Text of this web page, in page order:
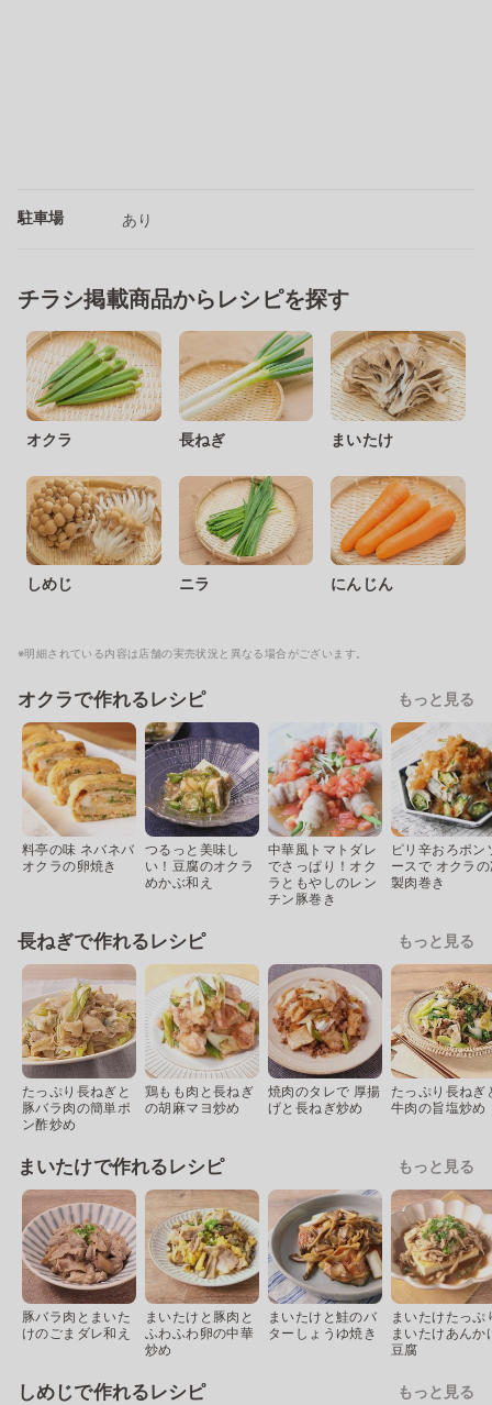
駐車場 あり
チラシ掲載商品からレシピを探す
オクラ 長ねぎ まいたけ
しめじ ニラ にんじん
※明細されている内容は店舗の実売状況と異なる場合がございます。
オクラで作れるレシピ もっと見る
料亭の味 ネバネバ
オクラの卵焼き
つるっと美味し
い！豆腐のオクラ
めかぶ和え
中華風トマトダレ
でさっぱり！オク
ラともやしのレン
チン豚巻き
ピリ辛おろポン
ースで オクラ
製肉巻き
長ねぎで作れるレシピ もっと見る
たっぷり長ねぎと
豚バラ肉の簡単ポ
ン酢炒め
鶏もも肉と長ねぎ
の胡麻マヨ炒め
焼肉のタレで 厚揚
げと長ねぎ炒め
たっぷり長ねぎ
牛肉の旨塩炒め
まいたけで作れるレシピ もっと見る
豚バラ肉とまいた
けのごまダレ和え
まいたけと豚肉と
ふわふわ卵の中華
炒め
まいたけと鮭のバ
ターしょうゆ焼き
まいたけたっぷ
まいたけあんか
豆腐
しめじで作れるレシピ もっと見る